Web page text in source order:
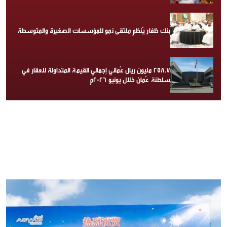
بنك ظفار يُنظم ملتقى نمو للمؤسسات الصغيرة والمتوسطة
258.7 مليون ريال عُماني إجمالي القيمة المتداولة للعقار في
سلطنة عُمان خلال يونيو 2026م